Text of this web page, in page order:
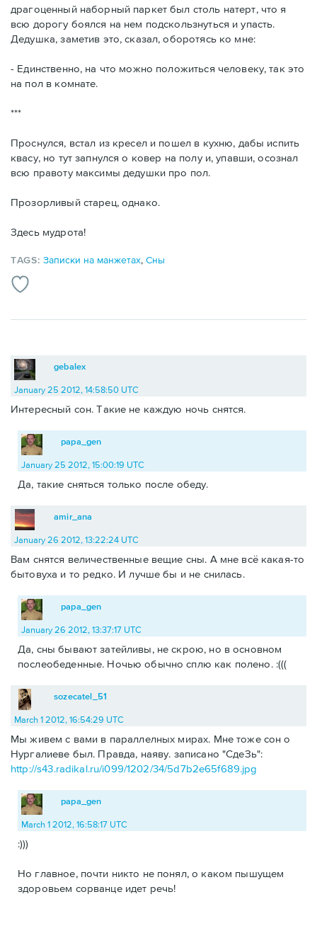
драгоценный наборный паркет был столь натерт, что я
всю дорогу боялся на нем подскользнуться и упасть.
Дедушка, заметив это, сказал, оборотясь ко мне:
- Единственно, на что можно положиться человеку, так это
на пол в комнате.
***
Проснулся, встал из кресел и пошел в кухню, дабы испить
квасу, но тут запнулся о ковер на полу и, упавши, осознал
всю правоту максимы дедушки про пол.
Прозорливый старец, однако.
Здесь мудрота!
TAGS:Записки на манжетах,Сны
gebalex
January 25 2012, 14:58:50 UTC
Интересный сон. Такие не каждую ночь снятся.
papa_gen
January 25 2012, 15:00:19 UTC
Да, такие сняться только после обеду.
amir_ana
January 26 2012, 13:22:24 UTC
Вам снятся величественные вещие сны. А мне всё какая-то
бытовуха и то редко. И лучше бы и не снилась.
papa_gen
January 26 2012, 13:37:17 UTC
Да, сны бывают затейливы, не скрою, но в основном
послеобеденные. Ночью обычно сплю как полено. :(((
sozecatel_51
March 1 2012, 16:54:29 UTC
Мы живем с вами в параллелных мирах. Мне тоже сон о
Нургалиеве был. Правда, наяву. записано "СдеЗь":
http://s43.radikal.ru/i099/1202/34/5d7b2e65f689.jpg
papa_gen
March 1 2012, 16:58:17 UTC
:)))
Но главное, почти никто не понял, о каком пышущем
здоровьем сорванце идет речь!